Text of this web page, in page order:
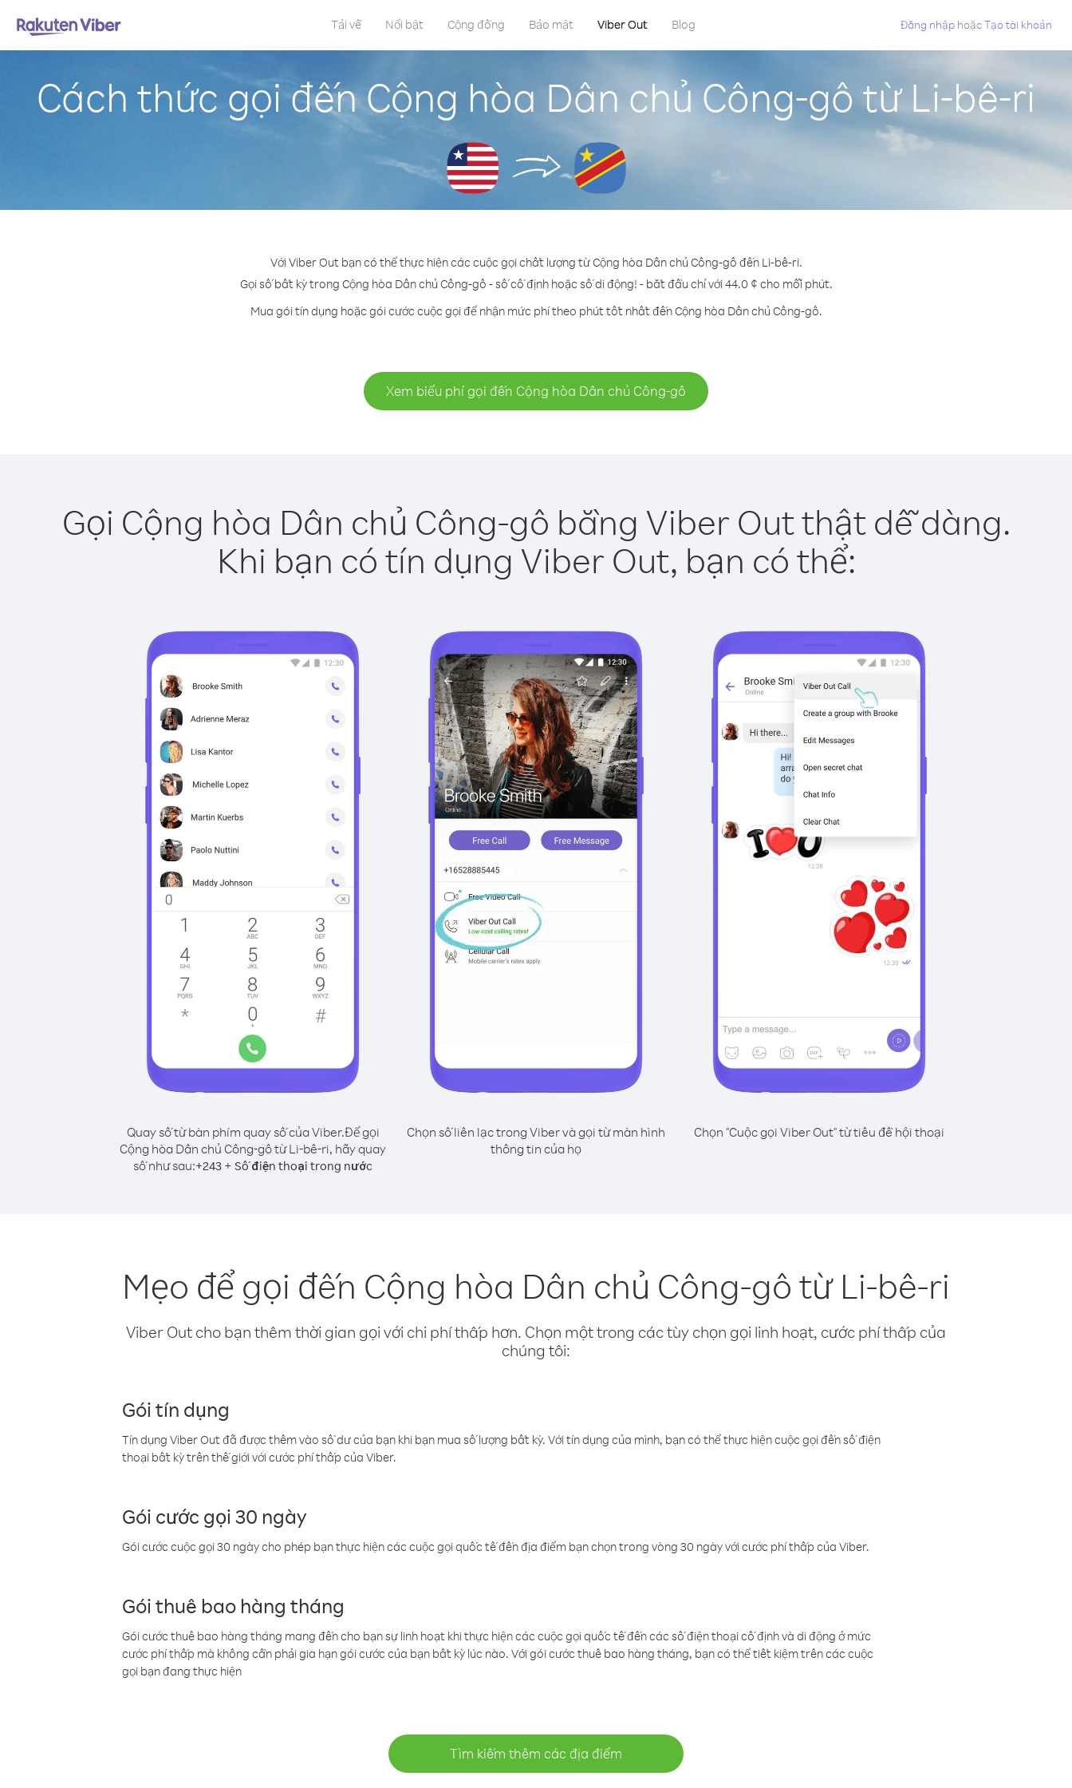
Tải về Nổi bật Cộng đồng Bảo mật Viber Out Blog Đăng nhập hoặcTạo tài khoản
Cách thức gọi đến Cộng hòa Dân chủ Công-gô từ Li-bê-ri
Với Viber Out bạn có thể thực hiện các cuộc gọi chất lượng từ Cộng hòa Dân chủ Công-gô đến Li-bê-ri.
Gọi số bất kỳ trong Cộng hòa Dân chủ Công-gô - số cố định hoặc số di động! - bắt đầu chỉ với 44.0 ¢ cho mỗi phút.
Mua gói tín dụng hoặc gói cước cuộc gọi để nhận mức phí theo phút tốt nhất đến Cộng hòa Dân chủ Công-gô.
Xem biểu phí gọi đến Cộng hòa Dân chủ Công-gô
Gọi Cộng hòa Dân chủ Công-gô bằng Viber Out thật dễ dàng.
Khi bạn có tín dụng Viber Out, bạn có thể:
Quay số từ bàn phím quay số của Viber.Để gọi
Cộng hòa Dân chủ Công-gô từ Li-bê-ri, hãy quay
số như sau:+243 + Số điện thoại trong nước
Chọn số liên lạc trong Viber và gọi từ màn hình
thông tin của họ
Chọn "Cuộc gọi Viber Out" từ tiêu đề hội thoại
Mẹo để gọi đến Cộng hòa Dân chủ Công-gô từ Li-bê-ri
Viber Out cho bạn thêm thời gian gọi với chi phí thấp hơn. Chọn một trong các tùy chọn gọi linh hoạt, cước phí thấp của
chúng tôi:
Gói tín dụng
Tín dụng Viber Out đã được thêm vào số dư của bạn khi bạn mua số lượng bất kỳ. Với tín dụng của mình, bạn có thể thực hiện cuộc gọi đến số điện
thoại bất kỳ trên thế giới với cước phí thấp của Viber.
Gói cước gọi 30 ngày
Gói cước cuộc gọi 30 ngày cho phép bạn thực hiện các cuộc gọi quốc tế đến địa điểm bạn chọn trong vòng 30 ngày với cước phí thấp của Viber.
Gói thuê bao hàng tháng
Gói cước thuê bao hàng tháng mang đến cho bạn sự linh hoạt khi thực hiện các cuộc gọi quốc tế đến các số điện thoại cố định và di động ở mức
cước phí thấp mà không cần phải gia hạn gói cước của bạn bất kỳ lúc nào. Với gói cước thuê bao hàng tháng, bạn có thể tiết kiệm trên các cuộc
gọi bạn đang thực hiện
Tìm kiếm thêm các địa điểm